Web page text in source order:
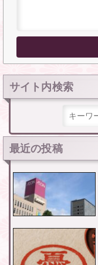
サイト内検索
最近の投稿